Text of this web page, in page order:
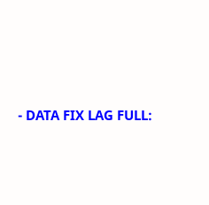
- DATA FIX LAG FULL: